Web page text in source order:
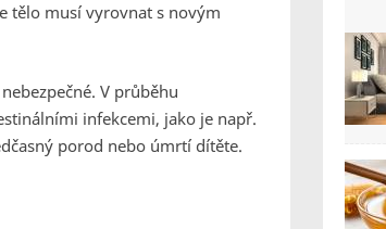
tělo musí vyrovnat s novým
V průběhu
infekcemi, jako je např.
porod nebo úmrtí dítěte.